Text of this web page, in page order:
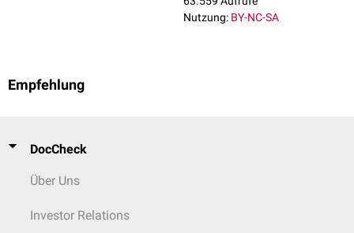
Nutzung: BY-NC-SA
Empfehlung
DocCheck
Über Uns
Investor Relations